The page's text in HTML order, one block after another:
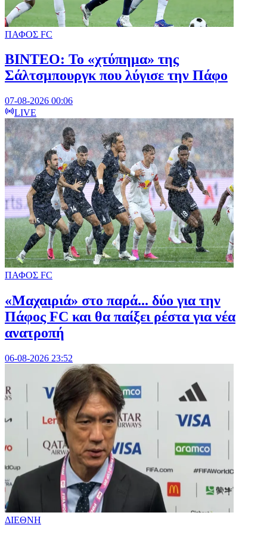
ΠΑΦΟΣ FC
ΒΙΝΤΕΟ: Το «χτύπημα» της
Σάλτσμπουργκ που λύγισε την Πάφο
07-08-2026 00:06
LIVE
ΠΑΦΟΣ FC
«Μαχαιριά» στο παρά... δύο για την
Πάφος FC και θα παίξει ρέστα για νέα
ανατροπή
06-08-2026 23:52
ΔΙΕΘΝΗ